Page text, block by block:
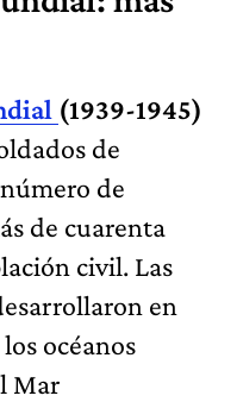
(1939-1945)
de
de
de cuarenta
civil. Las
en
océanos
Mar